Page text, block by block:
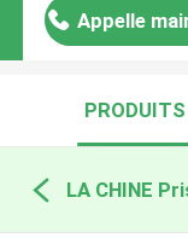
Appelle
PRODUITS
LA CHINE